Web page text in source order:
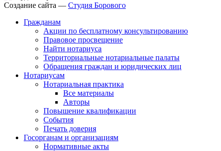
Создание сайта — Студия Борового
Гражданам
Акции по бесплатному консультированию
Правовое просвещение
Найти нотариуса
Территориальные нотариальные палаты
Обращения граждан и юридических лиц
Нотариусам
Нотариальная практика
Все материалы
Авторы
Повышение квалификации
События
Печать доверия
Госорганам и организациям
Нормативные акты